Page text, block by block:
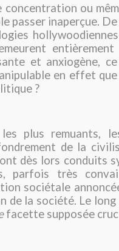
concentration ou
passer inaperçue.
entièrement
et anxiogène,
en effet
?
plus remuants,
de la
dès lors conduits
parfois très
sociétale
de la société. Le
facette supposée